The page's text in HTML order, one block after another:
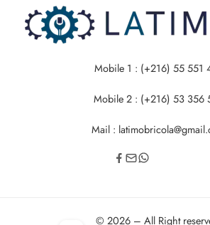
Mobile 1 : (+216) 55 551
Mobile 2 : (+216) 53 356
Mail :
© 2026 – All Right